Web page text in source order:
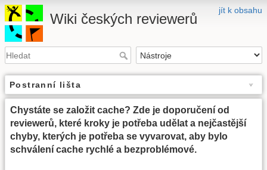
jít k obsahu
Wiki českých reviewerů
Postranní lišta
Chystáte se založit cache? Zde je doporučení od
reviewerů, které kroky je potřeba udělat a nejčastější
chyby, kterých je potřeba se vyvarovat, aby bylo
schválení cache rychlé a bezproblémové.